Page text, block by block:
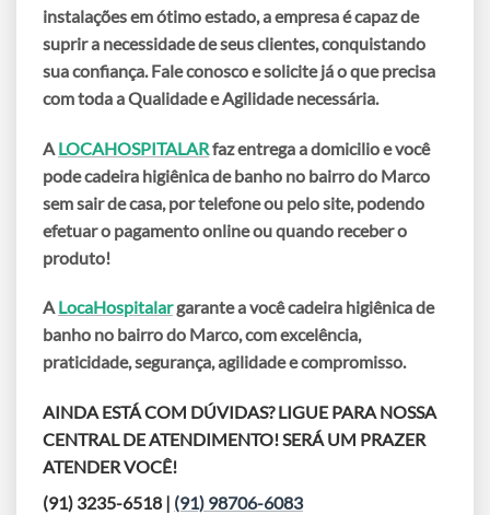
instalações em ótimo estado, a empresa é capaz de
suprir a necessidade de seus clientes, conquistando
sua confiança. Fale conosco e solicite já o que precisa
com toda a Qualidade e Agilidade necessária.
A LOCAHOSPITALARfaz entrega a domicilio e você
podecadeira higiênica de banho no bairro do Marco
sem sair de casa, por telefone ou pelo site, podendo
efetuar o pagamento online ou quando receber o
produto!
A LocaHospitalargarante a vocêcadeira higiênica de
banho no bairro do Marco, com excelência,
praticidade, segurança, agilidade e compromisso.
AINDA ESTÁ COM DÚVIDAS? LIGUE PARA NOSSA
CENTRAL DE ATENDIMENTO! SERÁ UM PRAZER
ATENDER VOCÊ!
(91) 3235-6518 | (91) 98706-6083